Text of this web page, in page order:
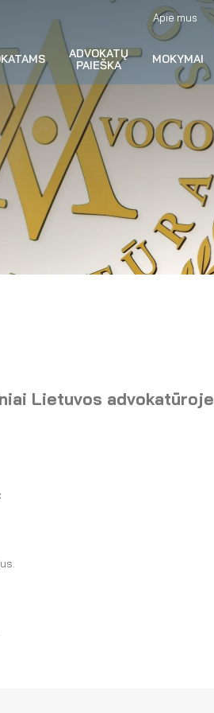
Apie mus
ADVOKATŲ
PAIEŠKA
MOKYMAI
Lietuvos advokatūroje